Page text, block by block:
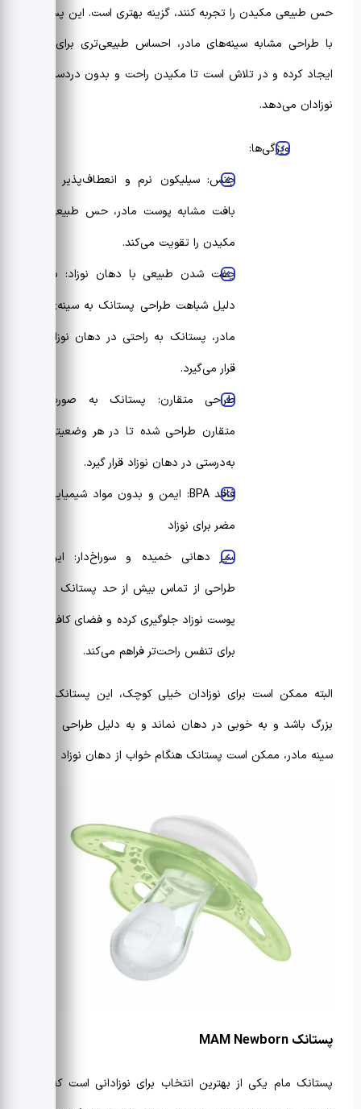
حس طبیعی مکیدن را تجربه کنند، گزینه بهتری است. این پستانک
با طراحی مشابه سینه‌های مادر، احساس طبیعی‌تری برای نوزاد
ایجاد کرده و در تلاش است تا مکیدن راحت و بدون دردسر را به
نوزادان می‌دهد.
ویژگی‌ها:
جنس: سیلیکون نرم و انعطاف‌پذیر با
بافت مشابه پوست مادر، حس طبیعی
مکیدن را تقویت می‌کند.
چفت شدن طبیعی با دهان نوزاد: به
دلیل شباهت طراحی پستانک به سینه‌ی
مادر، پستانک به راحتی در دهان نوزاد
قرار می‌گیرد.
طراحی متقارن: پستانک به صورت
متقارن طراحی شده تا در هر وضعیتی
به‌درستی در دهان نوزاد قرار گیرد.
فاقد BPA: ایمن و بدون مواد شیمیایی
مضر برای نوزاد
سپر دهانی خمیده و سوراخ‌دار: این
طراحی از تماس بیش از حد پستانک با
پوست نوزاد جلوگیری کرده و فضای کافی
برای تنفس راحت‌تر فراهم می‌کند.
البته ممکن است برای نوزادان خیلی کوچک، این پستانک کمی
بزرگ باشد و به خوبی در دهان نماند و به دلیل طراحی مشابه
سینه‌ مادر، ممکن است پستانک هنگام خواب از دهان نوزاد بیفتد.
پستانک MAM Newborn
پستانک مام یکی از بهترین انتخاب برای نوزادانی است که جثه